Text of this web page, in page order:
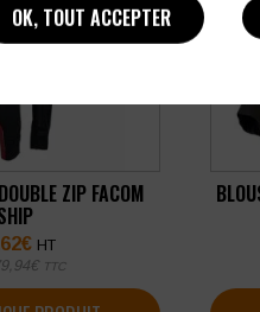
ZIP FACOM
€ HT
€ TTC
OK, TOUT ACCEPTER